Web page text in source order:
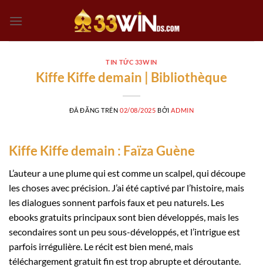
đến
TIN TỨC 33WIN
Kiffe Kiffe demain | Bibliothèque
ĐÃ ĐĂNG TRÊN02/08/2025 BỞI ADMIN
Kiffe Kiffe demain : Faïza Guène
L’auteur a une plume qui est comme un scalpel, qui découpe
les choses avec précision. J’ai été captivé par l’histoire, mais
les dialogues sonnent parfois faux et peu naturels. Les
ebooks gratuits principaux sont bien développés, mais les
secondaires sont un peu sous-développés, et l’intrigue est
parfois irrégulière. Le récit est bien mené, mais
téléchargement gratuit fin est trop abrupte et déroutante.